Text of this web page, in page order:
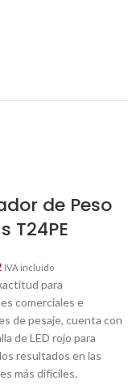
de Peso
T24PE
IVA incluído
para
comerciales e
de pesaje, cuenta con
de LED rojo para
resultados en las
más difíciles.